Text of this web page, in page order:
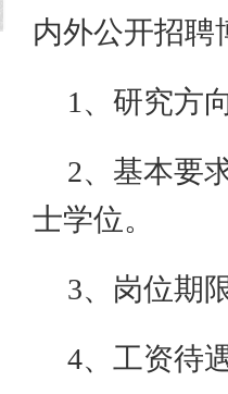
内外公开招聘
1、研究方
2、基本要
士学位。
3、岗位期
4、工资待